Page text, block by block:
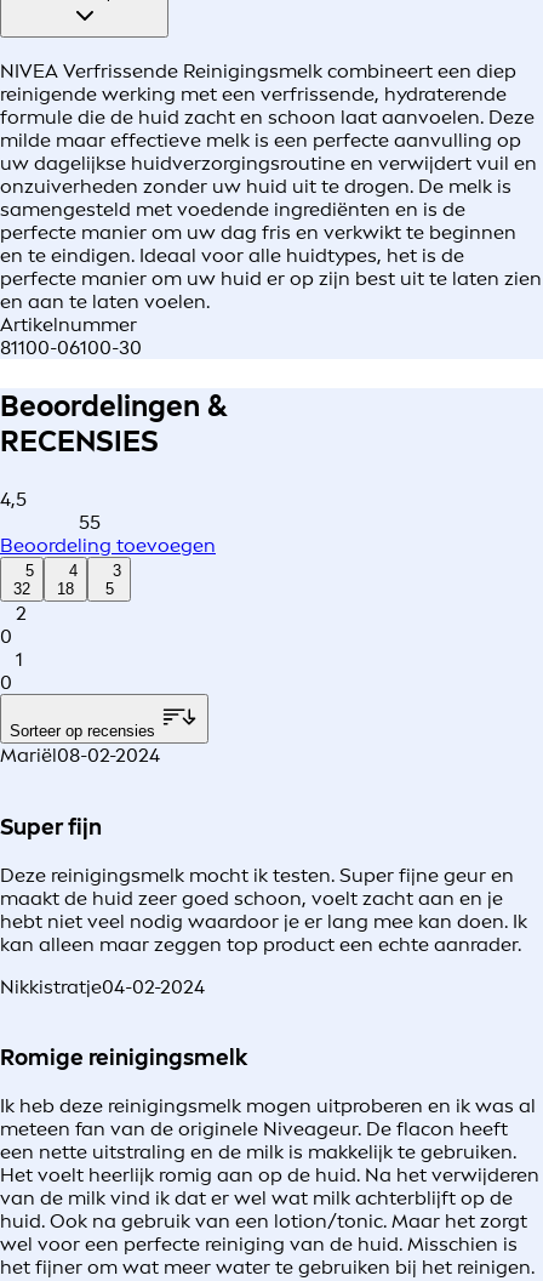
NIVEA Verfrissende Reinigingsmelk combineert een diep
reinigende werking met een verfrissende, hydraterende
formule die de huid zacht en schoon laat aanvoelen. Deze
milde maar effectieve melk is een perfecte aanvulling op
uw dagelijkse huidverzorgingsroutine en verwijdert vuil en
onzuiverheden zonder uw huid uit te drogen. De melk is
samengesteld met voedende ingrediënten en is de
perfecte manier om uw dag fris en verkwikt te beginnen
en te eindigen. Ideaal voor alle huidtypes, het is de
perfecte manier om uw huid er op zijn best uit te laten zien
en aan te laten voelen.
Artikelnummer
81100-06100-30
Beoordelingen &
RECENSIES
4,5
55
Beoordeling toevoegen
5
32
4
18
3
5
2
0
1
0
Sorteer op recensies
Mariël08-02-2024
Super fijn
Deze reinigingsmelk mocht ik testen. Super fijne geur en
maakt de huid zeer goed schoon, voelt zacht aan en je
hebt niet veel nodig waardoor je er lang mee kan doen. Ik
kan alleen maar zeggen top product een echte aanrader.
Nikkistratje04-02-2024
Romige reinigingsmelk
Ik heb deze reinigingsmelk mogen uitproberen en ik was al
meteen fan van de originele Niveageur. De flacon heeft
een nette uitstraling en de milk is makkelijk te gebruiken.
Het voelt heerlijk romig aan op de huid. Na het verwijderen
van de milk vind ik dat er wel wat milk achterblijft op de
huid. Ook na gebruik van een lotion/tonic. Maar het zorgt
wel voor een perfecte reiniging van de huid. Misschien is
het fijner om wat meer water te gebruiken bij het reinigen.